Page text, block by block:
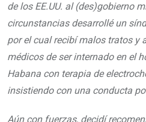
de los EE.UU. al (des)gobierno
circunstancias desarrollé un
por el cual recibí malos tratos y
médicos de ser internado en el
Habana con terapia de
insistiendo con una conducta
Aún con fuerzas, decidí